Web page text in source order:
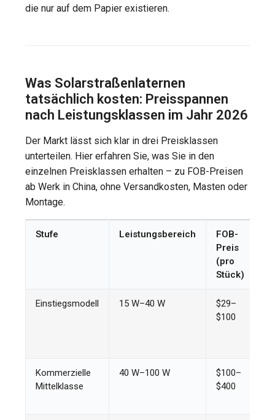
die nur auf dem Papier existieren.
Was Solarstraßenlaternen
tatsächlich kosten: Preisspannen
nach Leistungsklassen im Jahr 2026
Der Markt lässt sich klar in drei Preisklassen
unterteilen. Hier erfahren Sie, was Sie in den
einzelnen Preisklassen erhalten – zu FOB-Preisen
ab Werk in China, ohne Versandkosten, Masten oder
Montage.
Stufe Leistungsbereich
FOB-
Preis
(pro
Stück)
Einstiegsmodell 15 W–40 W
$29–
$100
Kommerzielle
Mittelklasse
40 W–100 W
$100–
$400